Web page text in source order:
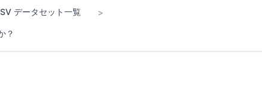
データセット一覧 >
？